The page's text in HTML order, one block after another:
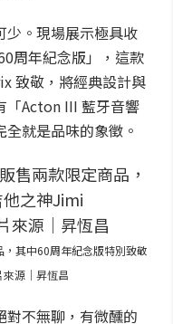
少。現場展示極具收
周年紀念版」，這款
致敬，將經典設計與
「Acton III 藍牙音響
就是品味的象徵。
其中60周年紀念版特別致敬
源｜昇恆昌
不無聊，有微醺的